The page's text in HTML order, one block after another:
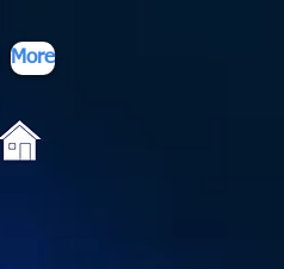
More